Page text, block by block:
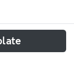
es un mapa